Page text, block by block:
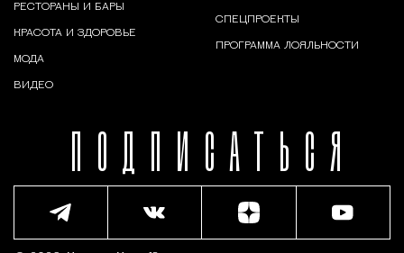
ПОДПИСАТЬСЯ
РЕСТОРАНЫ И БАРЫ
КРАСОТА И ЗДОРОВЬЕ
МОДА
ВИДЕО
СПЕЦПРОЕКТЫ
ПРОГРАММА ЛОЯЛЬНОСТИ